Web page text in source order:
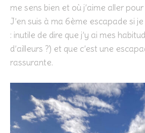
me sens bien et où j’aime aller
J’en suis à ma 6ème escapade si
: inutile de dire que j’y ai mes
d’ailleurs ?) et que c’est une
rassurante.